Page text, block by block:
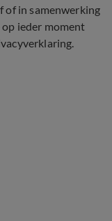
of in samenwerking
ieder moment
.